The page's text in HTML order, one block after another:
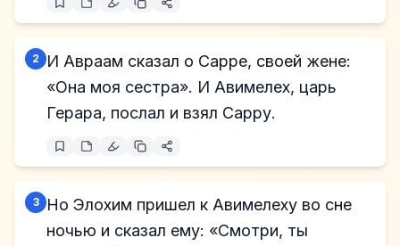
2
И Авраам сказал о Сарре, своей жене:
«Она моя сестра». И Авимелех, царь
Герара, послал и взял Сарру.
3
Но Элохим пришел к Авимелеху во сне
ночью и сказал ему: «Смотри, ты